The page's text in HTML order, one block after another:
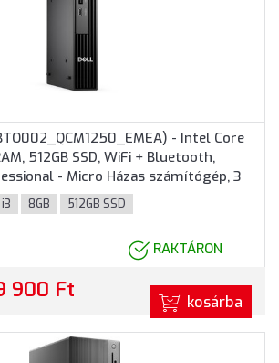
- Intel Core
512GB SSD, WiFi + Bluetooth,
- Micro Házas számítógép, 3
8GB 512GB SSD
RAKTÁRON
900 Ft kosárba